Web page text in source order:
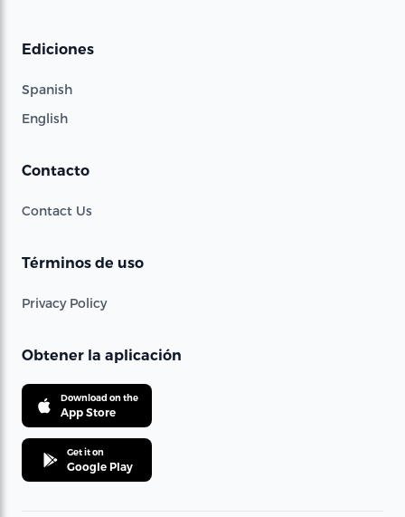
Ediciones
Spanish
English
Contacto
Contact Us
Términos de uso
Privacy Policy
Obtener la aplicación
Download on the
App Store
Get it on
Google Play